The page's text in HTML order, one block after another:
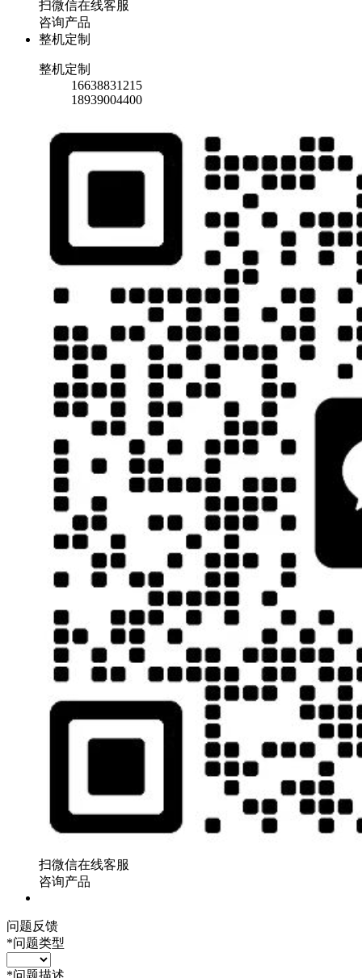
扫微信在线客服
咨询产品
整机定制
整机定制
16638831215
18939004400
扫微信在线客服
咨询产品
问题反馈
*问题类型
*问题描述